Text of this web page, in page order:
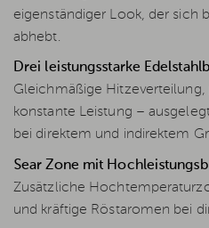
eigenständiger Look, der sich
abhebt.
Drei leistungsstarke
Gleichmäßige Hitzeverteilung,
konstante Leistung –
bei direktem und indirektem
Sear Zone mit
Zusätzliche
und kräftige Röstaromen bei